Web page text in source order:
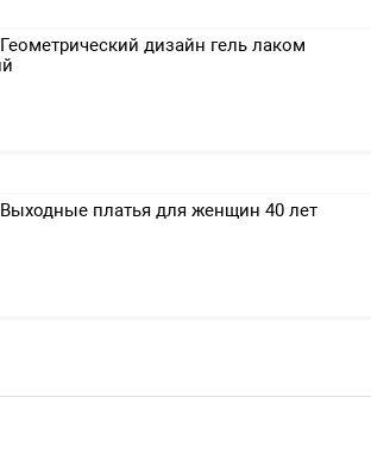
Геометрический дизайн гель лаком
Выходные платья для женщин 40 лет